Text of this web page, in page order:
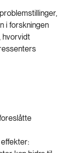
i forskningen
hvorvidt